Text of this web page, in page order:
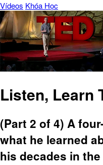
Vídeos Khóa Học
Listen, Learn
(Part 2 of 4) A
what he learned
his decades in